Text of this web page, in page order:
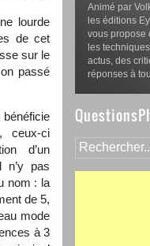
lourde
de cet
sur le
passé
ceux-ci
d’un
n’y pas
nom : la
de 5,
mode
à 3
Animé par
les éditions
vous propose
les
actus, des
réponses à